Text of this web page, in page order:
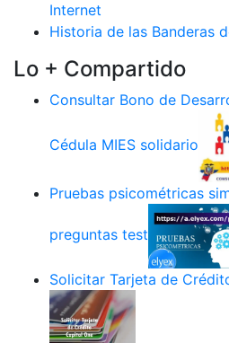
Internet
Historia de las Banderas
Lo + Compartido
Consultar Bono de
Cédula MIES solidario
Pruebas psicométricas
preguntas test
Solicitar Tarjeta de